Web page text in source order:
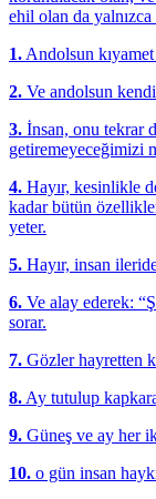
ehil olan da
1. Andolsun
2. Ve andolsun
3. İnsan, onu tekrar
getiremeyeceğimizi
4. Hayır, kesinlikle
kadar bütün
yeter.
5. Hayır, insan
6. Ve alay ederek:
sorar.
7. Gözler hayretten
8. Ay tutulup
9. Güneş ve ay her
10. o gün insan